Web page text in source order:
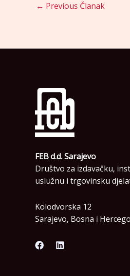
← Previous Članak
FEB d.d. Sarajevo
Društvo za izdavačku,
uslužnu i trgovinsku
Kolodvorska 12
Sarajevo, Bosna i